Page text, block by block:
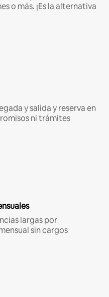
o más. ¡Es la alternativa
y salida y reserva en
ni trámites
largas por
sin cargos